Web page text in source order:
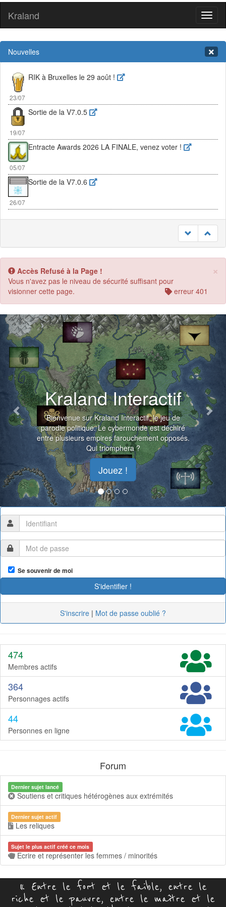
Kraland
Nouvelles
23/07
RIK à Bruxelles le 29 août !
19/07
Sortie de la V7.0.5
05/07
Entracte Awards 2026 LA FINALE, venez voter !
26/07
Sortie de la V7.0.6
×
Accès Refusé à la Page !
Vous n'avez pas le niveau de sécurité suffisant pour
visionner cette page.
erreur 401
Kraland Interactif
Bienvenue sur Kraland Interactif, le jeu de
parodie politique. Le cybermonde est déchiré
entre plusieurs empires farouchement opposés.
Qui triomphera ?
Jouez !
Previous
Se souvenir de moi
S'inscrire | Mot de passe oublié ?
474
Membres actifs
364
Personnages actifs
44
Personnes en ligne
Forum
Dernier sujet lancé
Soutiens et critiques hétérogènes aux extrémités
Dernier sujet actif
Les reliques
Sujet le plus actif créé ce mois
Ecrire et représenter les femmes / minorités
« Entre le fort et le faible, entre le
riche et le pauvre, entre le maître et le